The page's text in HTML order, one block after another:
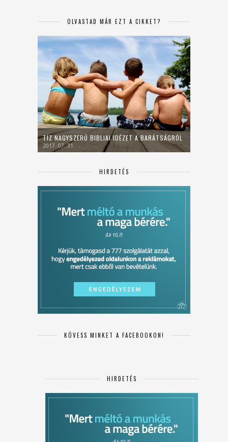
OLVASTAD MÁR EZT A CIKKET?
TÍZ NAGYSZERŰ BIBLIAI IDÉZET A BARÁTSÁGRÓL
2017. 07. 31.
HIRDETÉS
KÖVESS MINKET A FACEBOOKON!
HIRDETÉS